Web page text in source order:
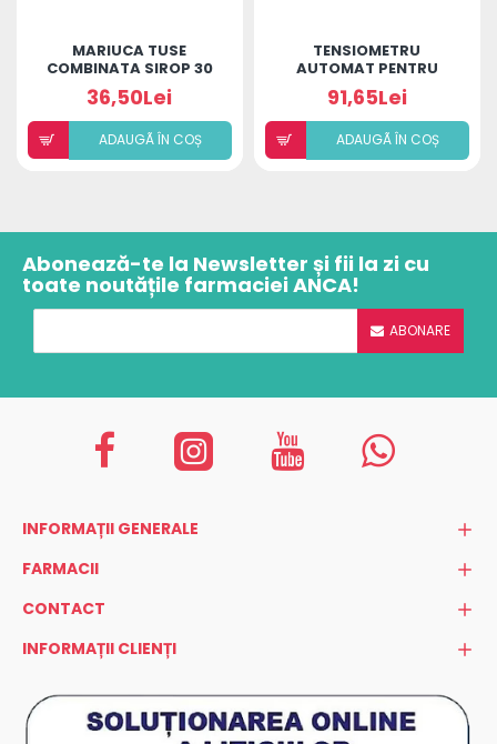
MARIUCA TUSE
COMBINATA SIROP 30
LUNI - 12 ANI
36,50Lei
ADAUGÃ ÎN COȘ
TENSIOMETRU
AUTOMAT PENTRU
ÎNCHEIETURĂ TIP
BRĂȚARĂ BIOLAND
91,65Lei
ADAUGÃ ÎN COȘ
Abonează-te la Newsletter și fii la zi cu
toate noutățile farmaciei ANCA!
ABONARE
INFORMAȚII GENERALE
FARMACII
CONTACT
INFORMAȚII CLIENȚI